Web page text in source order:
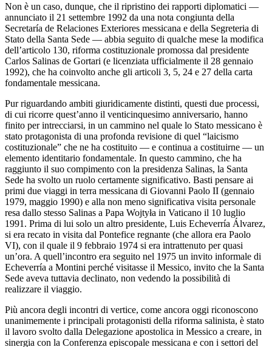
Non è un caso, dunque, che il ripristino dei rapporti diplomatici —
annunciato il 21 settembre 1992 da una nota congiunta della
Secretaría de Relaciones Exteriores messicana e della Segreteria di
Stato della Santa Sede — abbia seguito di qualche mese la modifica
dell’articolo 130, riforma costituzionale promossa dal presidente
Carlos Salinas de Gortari (e licenziata ufficialmente il 28 gennaio
1992), che ha coinvolto anche gli articoli 3, 5, 24 e 27 della carta
fondamentale messicana.
Pur riguardando ambiti giuridicamente distinti, questi due processi,
di cui ricorre quest’anno il venticinquesimo anniversario, hanno
finito per intrecciarsi, in un cammino nel quale lo Stato messicano è
stato protagonista di una profonda revisione di quel “laicismo
costituzionale” che ne ha costituito — e continua a costituirne — un
elemento identitario fondamentale. In questo cammino, che ha
raggiunto il suo compimento con la presidenza Salinas, la Santa
Sede ha svolto un ruolo certamente significativo. Basti pensare ai
primi due viaggi in terra messicana di Giovanni Paolo II (gennaio
1979, maggio 1990) e alla non meno significativa visita personale
resa dallo stesso Salinas a Papa Wojtyła in Vaticano il 10 luglio
1991. Prima di lui solo un altro presidente, Luis Echeverría Álvarez,
si era recato in visita dal Pontefice regnante (che allora era Paolo
VI), con il quale il 9 febbraio 1974 si era intrattenuto per quasi
un’ora. A quell’incontro era seguito nel 1975 un invito informale di
Echeverría a Montini perché visitasse il Messico, invito che la Santa
Sede aveva tuttavia declinato, non vedendo la possibilità di
realizzare il viaggio.
Più ancora degli incontri di vertice, come ancora oggi riconoscono
unanimemente i principali protagonisti della riforma salinista, è stato
il lavoro svolto dalla Delegazione apostolica in Messico a creare, in
sinergia con la Conferenza episcopale messicana e con i settori del